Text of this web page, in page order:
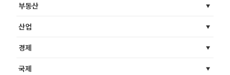
부동산
산업
경제
국제